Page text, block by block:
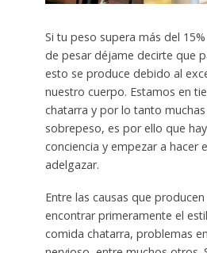
Si tu peso supera más del
de pesar déjame decirte que
esto se produce debido al
nuestro cuerpo. Estamos en
chatarra y por lo tanto
sobrepeso, es por ello que
conciencia y empezar a hacer
adelgazar.
Entre las causas que
encontrar primeramente el
comida chatarra, problemas